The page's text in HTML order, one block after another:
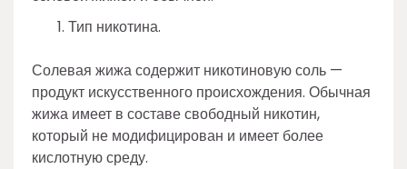
Тип никотина.
Солевая жижа содержит никотиновую соль —
продукт искусственного происхождения. Обычная
жижа имеет в составе свободный никотин,
который не модифицирован и имеет более
кислотную среду.